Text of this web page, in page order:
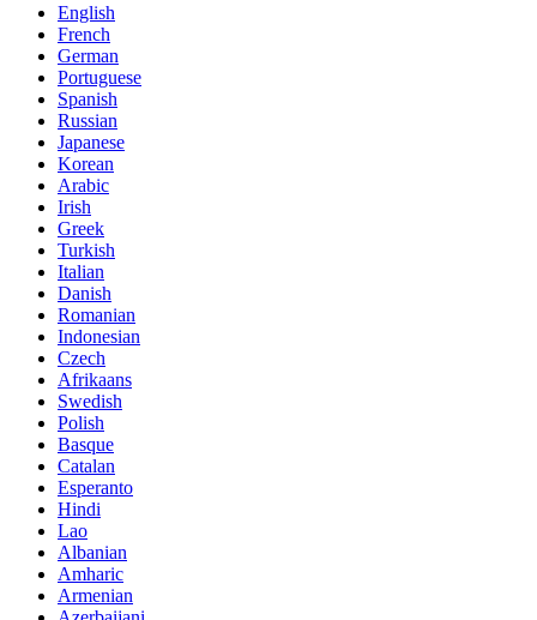
English
French
German
Portuguese
Spanish
Russian
Japanese
Korean
Arabic
Irish
Greek
Turkish
Italian
Danish
Romanian
Indonesian
Czech
Afrikaans
Swedish
Polish
Basque
Catalan
Esperanto
Hindi
Lao
Albanian
Amharic
Armenian